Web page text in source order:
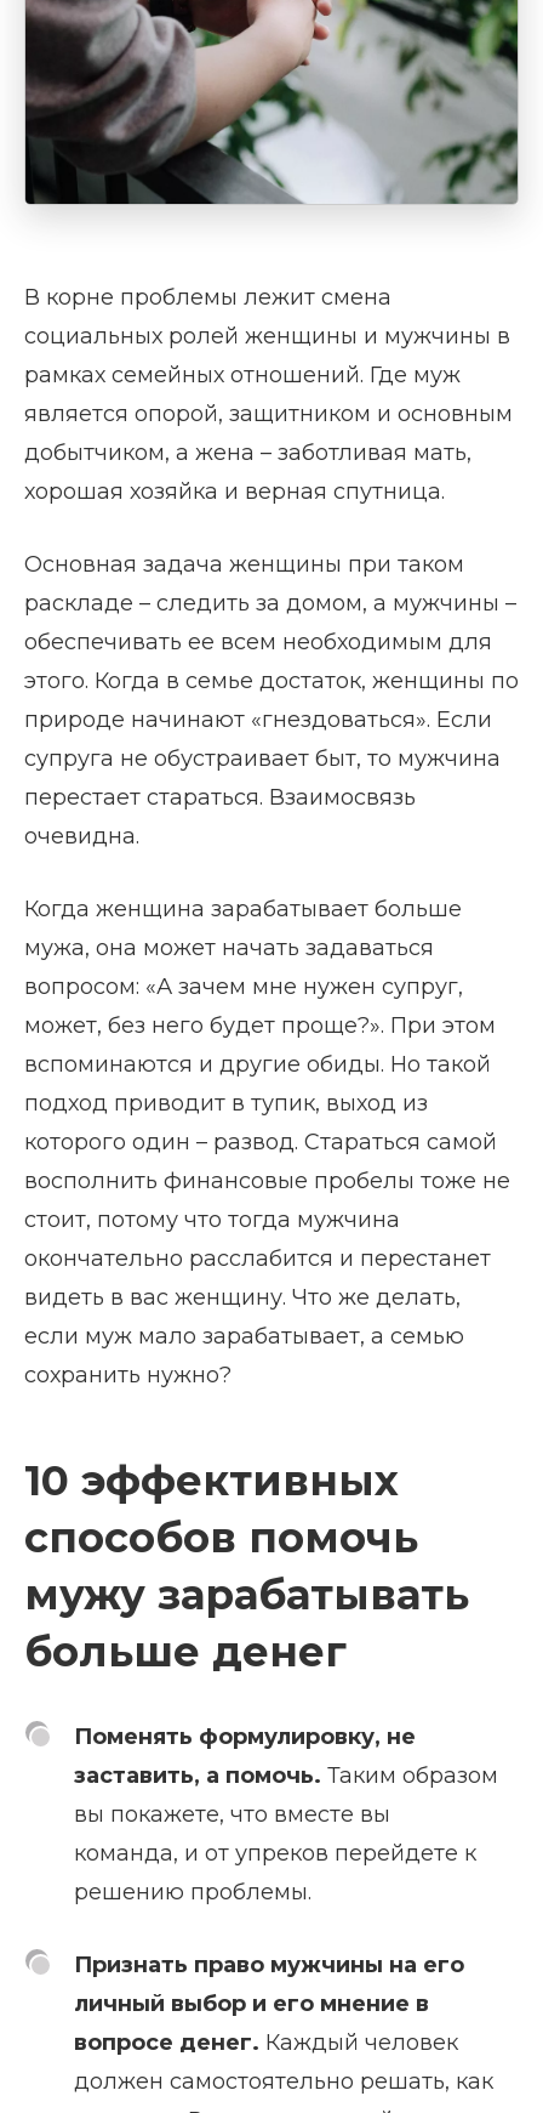
В корне проблемы лежит смена
социальных ролей женщины и мужчины в
рамках семейных отношений. Где муж
является опорой, защитником и основным
добытчиком, а жена – заботливая мать,
хорошая хозяйка и верная спутница.
Основная задача женщины при таком
раскладе – следить за домом, а мужчины –
обеспечивать ее всем необходимым для
этого. Когда в семье достаток, женщины по
природе начинают «гнездоваться». Если
супруга не обустраивает быт, то мужчина
перестает стараться. Взаимосвязь
очевидна.
Когда женщина зарабатывает больше
мужа, она может начать задаваться
вопросом: «А зачем мне нужен супруг,
может, без него будет проще?». При этом
вспоминаются и другие обиды. Но такой
подход приводит в тупик, выход из
которого один – развод. Стараться самой
восполнить финансовые пробелы тоже не
стоит, потому что тогда мужчина
окончательно расслабится и перестанет
видеть в вас женщину. Что же делать,
если муж мало зарабатывает, а семью
сохранить нужно?
10 эффективных
способов помочь
мужу зарабатывать
больше денег
Поменять формулировку, не
заставить, а помочь. Таким образом
вы покажете, что вместе вы
команда, и от упреков перейдете к
решению проблемы.
Признать право мужчины на его
личный выбор и его мнение в
вопросе денег. Каждый человек
должен самостоятельно решать, как